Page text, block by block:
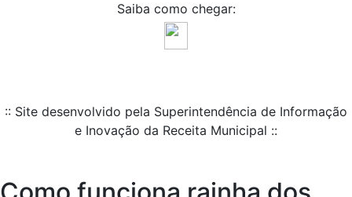
Saiba como chegar:
:: Site desenvolvido pela Superintendência de Informação
e Inovação da Receita Municipal ::